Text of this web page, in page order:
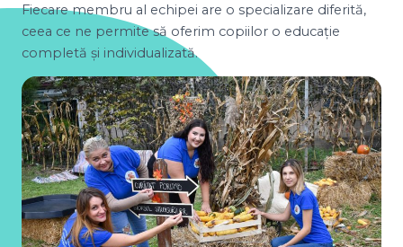
Fiecare membru al echipei are o specializare diferită,
ceea ce ne permite să oferim copiilor o educație
completă și individualizată.